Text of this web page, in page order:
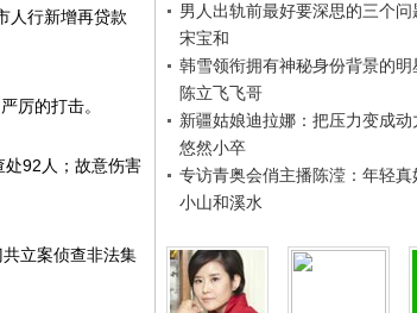
男人出轨前最好要深思的三个问
宋宝和
韩雪领衔拥有神秘身份背景的明
陈立飞飞哥
新疆姑娘迪拉娜：把压力变成动
悠然小卒
专访青奥会俏主播陈滢：年轻真
小山和溪水
人行新增再贷款
厉的打击。
92人；故意伤害
立案侦查非法集